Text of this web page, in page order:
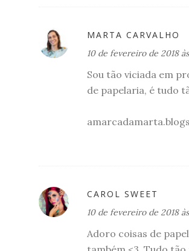
MARTA CARVALHO
10 de fevereiro de 2018
Sou tão viciada em
de papelaria, é tudo
CAROL SWEET
10 de fevereiro de 2018
Adoro coisas de